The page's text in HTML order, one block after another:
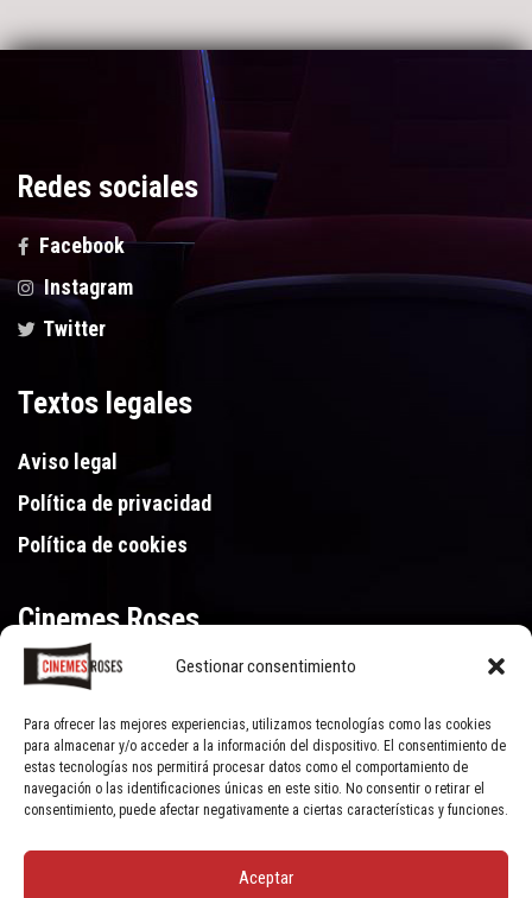
Gestionar consentimiento
Para ofrecer las mejores experiencias, utilizamos tecnologías como las cookies
para almacenar y/o acceder a la información del dispositivo. El consentimiento de
estas tecnologías nos permitirá procesar datos como el comportamiento de
navegación o las identificaciones únicas en este sitio. No consentir o retirar el
consentimiento, puede afectar negativamente a ciertas características y funciones.
Aceptar
Redes sociales
Facebook
Instagram
Twitter
Textos legales
Aviso legal
Política de privacidad
Política de cookies
Cinemes Roses
Gran Via de Pau Casals 250, 17480 Roses (Girona)
972 15 46 46